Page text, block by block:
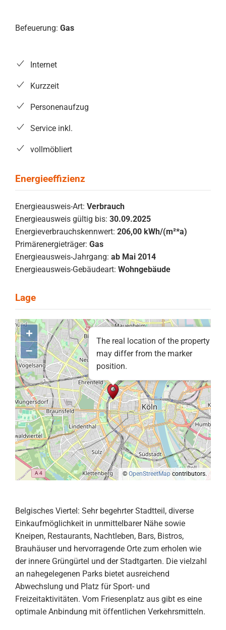
Befeuerung: Gas
Internet
Kurzzeit
Personenaufzug
Service inkl.
vollmöbliert
Energieausweis-Art: Verbrauch
Energieausweis gültig bis: 30.09.2025
Energieverbrauchskennwert: 206,00 kWh/(m²*a)
Primärenergieträger: Gas
Energieausweis-Jahrgang: ab Mai 2014
Energieausweis-Gebäudeart: Wohngebäude
The real location of the property
may differ from the marker
position.
+
–
©OpenStreetMapcontributors.
Belgisches Viertel: Sehr begehrter Stadtteil, diverse
Einkaufmöglichkeit in unmittelbarer Nähe sowie
Kneipen, Restaurants, Nachtleben, Bars, Bistros,
Brauhäuser und hervorragende Orte zum erholen wie
der innere Grüngürtel und der Stadtgarten. Die vielzahl
an nahegelegenen Parks bietet ausreichend
Abwechslung und Platz für Sport- und
Freizeitaktivitäten. Vom Friesenplatz aus gibt es eine
optimale Anbindung mit öffentlichen Verkehrsmitteln.